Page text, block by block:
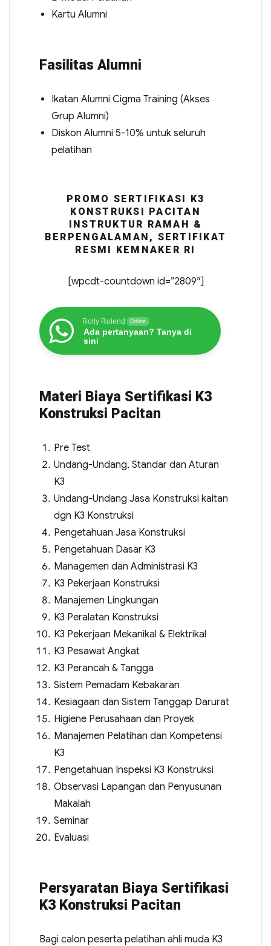
Kartu Alumni
Fasilitas Alumni
Ikatan Alumni Cigma Training (Akses
Grup Alumni)
Diskon Alumni 5-10% untuk seluruh
pelatihan
PROMO SERTIFIKASI K3
KONSTRUKSI PACITAN
INSTRUKTUR RAMAH &
BERPENGALAMAN, SERTIFIKAT
RESMI KEMNAKER RI
[wpcdt-countdown id=”2809″]
Rolly Rolend Online
Ada pertanyaan? Tanya di
sini
Materi Biaya Sertifikasi K3
Konstruksi Pacitan
Pre Test
Undang-Undang, Standar dan Aturan
K3
Undang-Undang Jasa Konstruksi kaitan
dgn K3 Konstruksi
Pengetahuan Jasa Konstruksi
Pengetahuan Dasar K3
Managemen dan Administrasi K3
K3 Pekerjaan Konstruksi
Manajemen Lingkungan
K3 Peralatan Konstruksi
K3 Pekerjaan Mekanikal & Elektrikal
K3 Pesawat Angkat
K3 Perancah & Tangga
Sistem Pemadam Kebakaran
Kesiagaan dan Sistem Tanggap Darurat
Higiene Perusahaan dan Proyek
Manajemen Pelatihan dan Kompetensi
K3
Pengetahuan Inspeksi K3 Konstruksi
Observasi Lapangan dan Penyusunan
Makalah
Seminar
Evaluasi
Persyaratan Biaya Sertifikasi
K3 Konstruksi Pacitan
Bagi calon peserta pelatihan ahli muda K3